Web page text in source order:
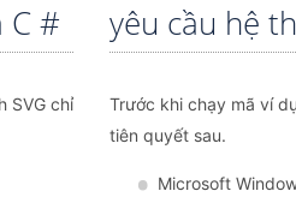
C #
SVG chỉ
yêu cầu hệ
Trước khi chạy mã ví
tiên quyết sau.
Microsoft